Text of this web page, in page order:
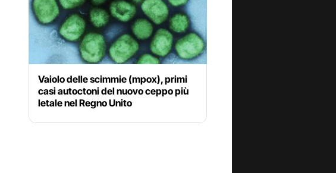
Vaiolo delle scimmie (mpox), primi
casi autoctoni del nuovo ceppo più
letale nel Regno Unito